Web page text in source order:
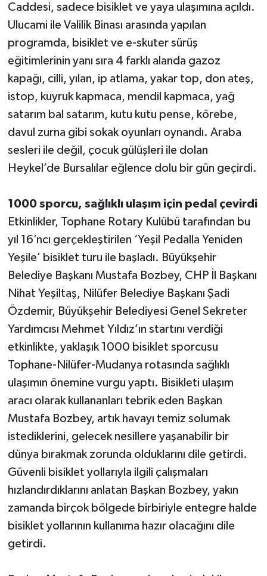
Caddesi, sadece bisiklet ve yaya ulaşımına açıldı.
Ulucami ile Valilik Binası arasında yapılan
programda, bisiklet ve e-skuter sürüş
eğitimlerinin yanı sıra 4 farklı alanda gazoz
kapağı, cilli, yılan, ip atlama, yakar top, don ateş,
istop, kuyruk kapmaca, mendil kapmaca, yağ
satarım bal satarım, kutu kutu pense, körebe,
davul zurna gibi sokak oyunları oynandı. Araba
sesleri ile değil, çocuk gülüşleri ile dolan
Heykel’de Bursalılar eğlence dolu bir gün geçirdi.
1000 sporcu, sağlıklı ulaşım için pedal çevirdi
Etkinlikler, Tophane Rotary Kulübü tarafından bu
yıl 16’ncı gerçekleştirilen ‘Yeşil Pedalla Yeniden
Yeşile’ bisiklet turu ile başladı. Büyükşehir
Belediye Başkanı Mustafa Bozbey, CHP İl Başkanı
Nihat Yeşiltaş, Nilüfer Belediye Başkanı Şadi
Özdemir, Büyükşehir Belediyesi Genel Sekreter
Yardımcısı Mehmet Yıldız’ın startını verdiği
etkinlikte, yaklaşık 1000 bisiklet sporcusu
Tophane-Nilüfer-Mudanya rotasında sağlıklı
ulaşımın önemine vurgu yaptı. Bisikleti ulaşım
aracı olarak kullananları tebrik eden Başkan
Mustafa Bozbey, artık havayı temiz solumak
istediklerini, gelecek nesillere yaşanabilir bir
dünya bırakmak zorunda olduklarını dile getirdi.
Güvenli bisiklet yollarıyla ilgili çalışmaları
hızlandırdıklarını anlatan Başkan Bozbey, yakın
zamanda birçok bölgede birbiriyle entegre halde
bisiklet yollarının kullanıma hazır olacağını dile
getirdi.